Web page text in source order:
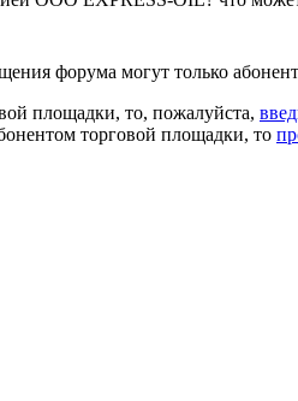
форума могут только
площадки, то, пожалуйста,
торговой площадки, то